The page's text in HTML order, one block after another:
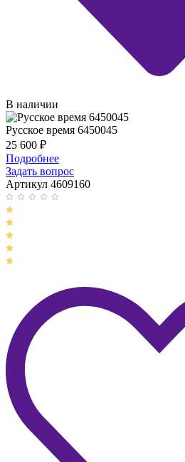
В наличии
Русское время 6450045
25 600 ₽
Подробнее
Задать вопрос
Артикул 4609160